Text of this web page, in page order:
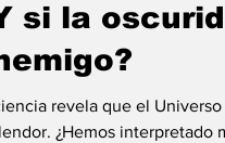
si la
revela que el
¿Hemos interpretado